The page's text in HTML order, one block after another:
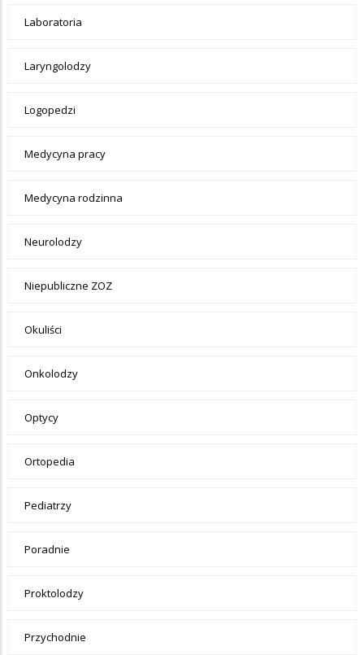
Laboratoria
Laryngolodzy
Logopedzi
Medycyna pracy
Medycyna rodzinna
Neurolodzy
Niepubliczne ZOZ
Okuliści
Onkolodzy
Optycy
Ortopedia
Pediatrzy
Poradnie
Proktolodzy
Przychodnie